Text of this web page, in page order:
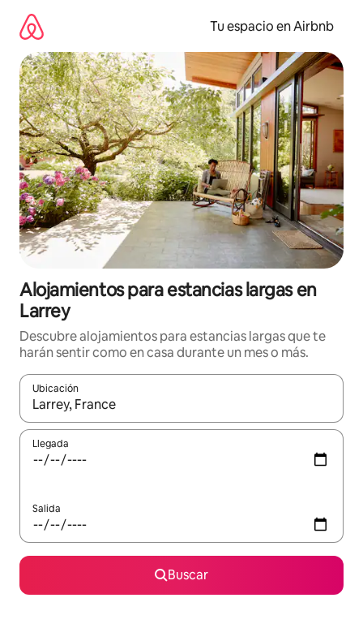
contenido
Tu espacio en Airbnb
Alojamientos para estancias largas en
Larrey
Descubre alojamientos para estancias largas que te
harán sentir como en casa durante un mes o más.
Ubicación
Cuando los resultados estén disponibles, podrás navegar
Llegada
Salida
Buscar